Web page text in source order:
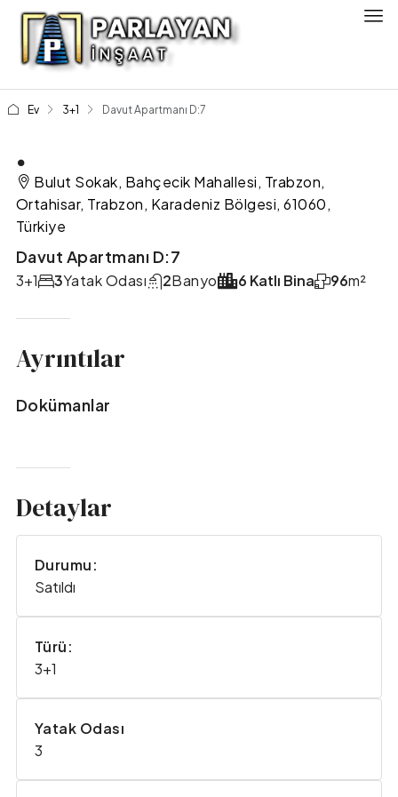
Ev 3+1 Davut Apartmanı D:7
.
Bulut Sokak, Bahçecik Mahallesi, Trabzon,
Ortahisar, Trabzon, Karadeniz Bölgesi, 61060,
Türkiye
Davut Apartmanı D:7
3+1 Yatak Odası
3 Banyo
2 6 Katlı Bina m²
96
Ayrıntılar
Dokümanlar
Detaylar
Durumu:
Satıldı
Türü:
3+1
Yatak Odası
3